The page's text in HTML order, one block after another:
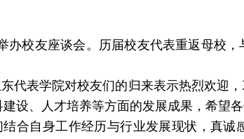
办校友座谈会。历届校友代表重返母校
代表学院对校友们的归来表示热烈欢迎
设、人才培养等方面的发展成果，希望
合自身工作经历与行业发展现状，真